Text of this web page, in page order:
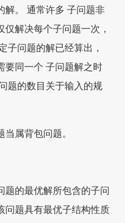
解。 通常许多 子问题非
解决每个子问题一次，
子问题的解已经算出，
要同一个 子问题解之时
题的数目关于输入的规
属背包问题。
题的最优解所包含的子问
问题具有最优子结构性质